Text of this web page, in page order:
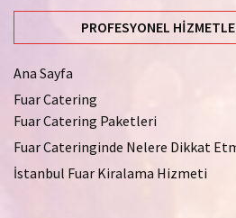
PROFESYONEL
Ana Sayfa
Fuar Catering
Fuar Catering Paketleri
Fuar Cateringinde Nelere Dikkat
İstanbul Fuar Kiralama Hizmeti